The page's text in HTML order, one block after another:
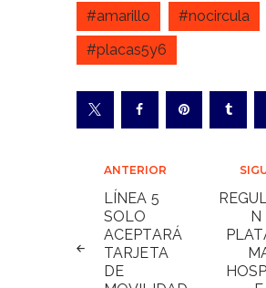
#amarillo
#nocircula
#placas5y6
Navegación
de
entradas
ANTERIOR
LÍNEA 5
SOLO
ACEPTARÁ
TARJETA
DE
N